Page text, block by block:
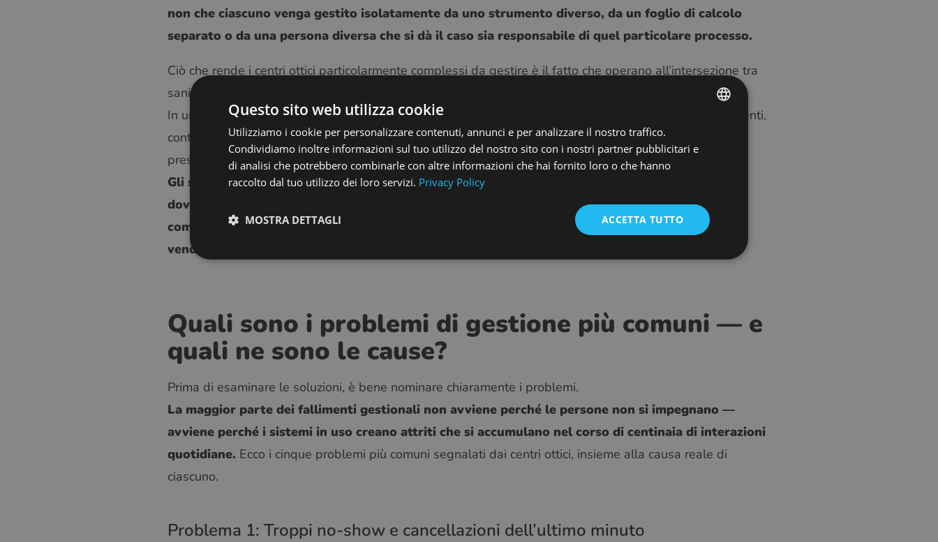
non che ciascuno venga gestito isolatamente da uno strumento diverso, da un foglio di calcolo
separato o da una persona diversa che si dà il caso sia responsabile di quel particolare processo.
Ciò che rende i centri ottici particolarmente complessi da gestire è il fatto che operano all’intersezione tra
sanità e commercio al dettaglio.
In una giornata qualunque, il vostro team gestisce appuntamenti clinici, elabora vendite di monture e lenti,
controlla l’inventario di più fornitori, contatta i clienti per i rinnovi delle prescrizioni e tiene traccia delle
prestazioni finanziarie di tutto questo.
Gli studi che funzionano senza intoppi sono quelli in cui questi flussi di lavoro sono connessi —
dove la prenotazione di un appuntamento popola automaticamente la scheda del cliente, il
completamento di un esame alimenta direttamente la ricerca delle lenti e l’elaborazione di una
vendita aggiorna il magazzino senza alcun passaggio manuale separato.
Quali sono i problemi di gestione più comuni — e
quali ne sono le cause?
Prima di esaminare le soluzioni, è bene nominare chiaramente i problemi.
La maggior parte dei fallimenti gestionali non avviene perché le persone non si impegnano —
avviene perché i sistemi in uso creano attriti che si accumulano nel corso di centinaia di interazioni
quotidiane. Ecco i cinque problemi più comuni segnalati dai centri ottici, insieme alla causa reale di
ciascuno.
Problema 1: Troppi no-show e cancellazioni dell’ultimo minuto
POLISH
SPANISH
LITHUANIAN
DUTCH
HUNGARIAN
Questo sito web utilizza cookie
Utilizziamo i cookie per personalizzare contenuti, annunci e per analizzare il nostro traffico.
Condividiamo inoltre informazioni sul tuo utilizzo del nostro sito con i nostri partner pubblicitari e
di analisi che potrebbero combinarle con altre informazioni che hai fornito loro o che hanno
raccolto dal tuo utilizzo dei loro servizi. Privacy Policy
ACCETTA TUTTO
MOSTRA DETTAGLI